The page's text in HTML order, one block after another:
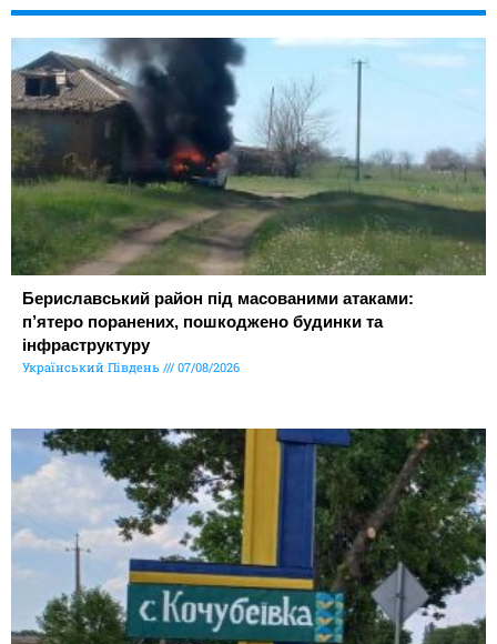
Бериславський район під масованими атаками:
п’ятеро поранених, пошкоджено будинки та
інфраструктуру
Український Південь 07/08/2026